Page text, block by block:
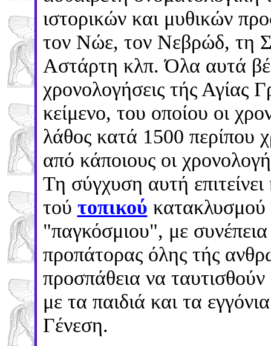
ιστορικών και μυθικών
τον Νώε, τον Νεβρώδ, τη
Αστάρτη κλπ. Όλα αυτά
χρονολογήσεις τής Αγίας
κείμενο, του οποίου οι
λάθος κατά 1500 περίπου
από κάποιους οι
Τη σύγχυση αυτή
τού τοπικού
"παγκόσμιου", με
προπάτορας όλης τής
προσπάθεια να
με τα παιδιά και τα
Γένεση.